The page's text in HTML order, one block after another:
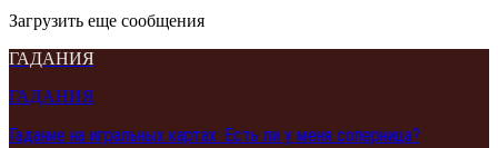
Загрузить еще сообщения
ГАДАНИЯ
ГАДАНИЯ
Гадание на игральных картах: Есть ли у меня соперница?